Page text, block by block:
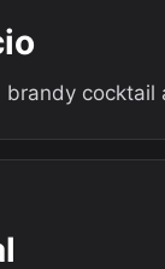
cocktail